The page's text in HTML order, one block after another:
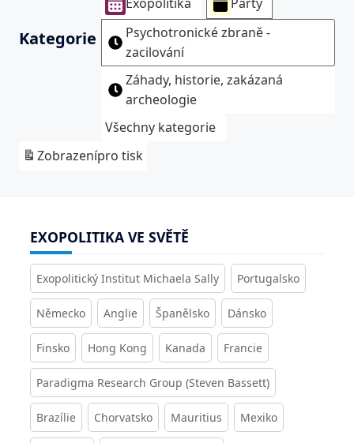
Kategorie
Psychotronické zbraně -
zacilování
Záhady, historie, zakázaná
archeologie
Všechny kategorie
Zobrazenípro tisk
EXOPOLITIKA VE SVĚTĚ
Exopolitický Institut Michaela Sally Portugalsko
Německo Anglie Španělsko Dánsko
Finsko Hong Kong Kanada Francie
Paradigma Research Group (Steven Bassett)
Brazílie Chorvatsko Mauritius Mexiko